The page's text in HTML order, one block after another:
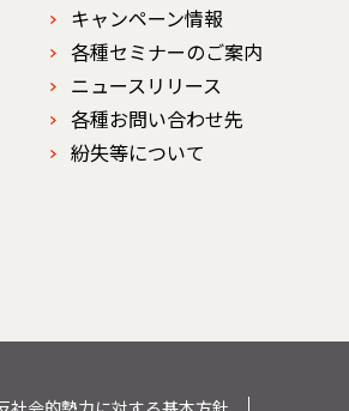
キャンペーン情報
各種セミナーのご案内
ニュースリリース
各種お問い合わせ先
紛失等について